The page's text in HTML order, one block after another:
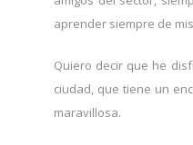
aprender siempre de
Quiero decir que he
ciudad, que tiene un
maravillosa.